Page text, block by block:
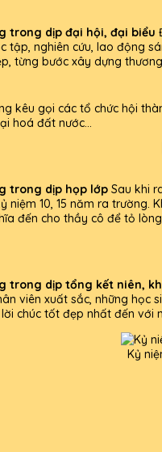
trong dịp đại hội, đại biểu
tập, nghiên cứu, lao động
từng bước xây dựng
kêu gọi các tổ chức hội
hoá đất nước...
trong dịp họp lớp Sau khi
10, 15 năm ra
đến cho thầy cô để tỏ lòng
trong dịp tổng kết niên,
viên xuất sắc, những
chúc tốt đẹp nhất đến với
Kỷ